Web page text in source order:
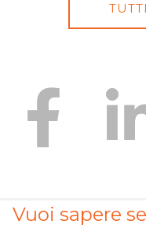
Vuoi sapere